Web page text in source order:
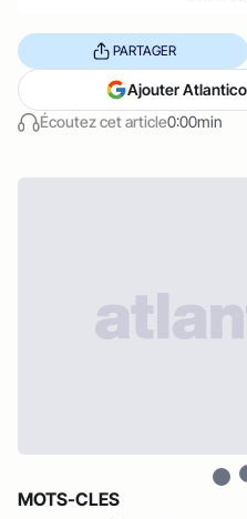
Écoutez cet article0:00min
PARTAGER
Ajouter
MOTS-CLES